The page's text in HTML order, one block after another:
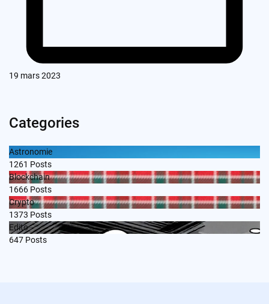
19 mars 2023
Categories
Astronomie
1261 Posts
Blockchain
1666 Posts
Crypto
1373 Posts
Edito
647 Posts